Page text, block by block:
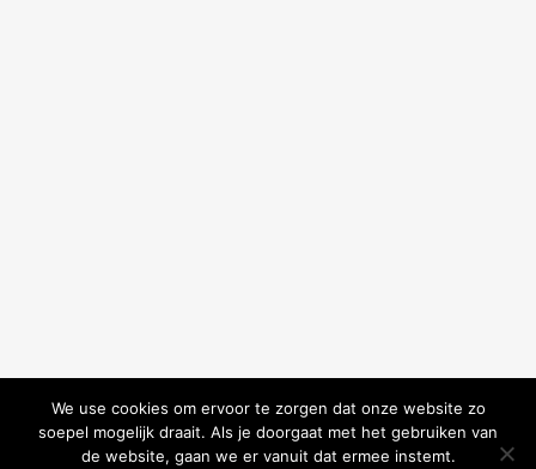
We use cookies om ervoor te zorgen dat onze website zo
soepel mogelijk draait. Als je doorgaat met het gebruiken van
de website, gaan we er vanuit dat ermee instemt.